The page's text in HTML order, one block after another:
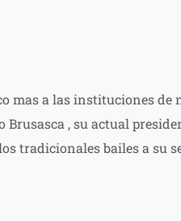
mas a las instituciones de
, su actual
tradicionales bailes a su